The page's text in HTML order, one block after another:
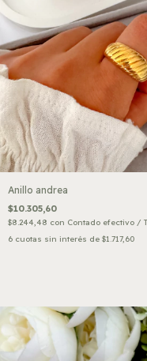
Anillo andrea
$10.305,60
$8.244,48 con Contado efectivo /
6 cuotas sin interés de $1.717,60